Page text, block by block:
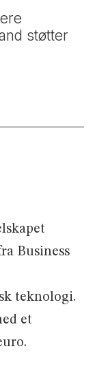
støtter
Business
teknologi.
et